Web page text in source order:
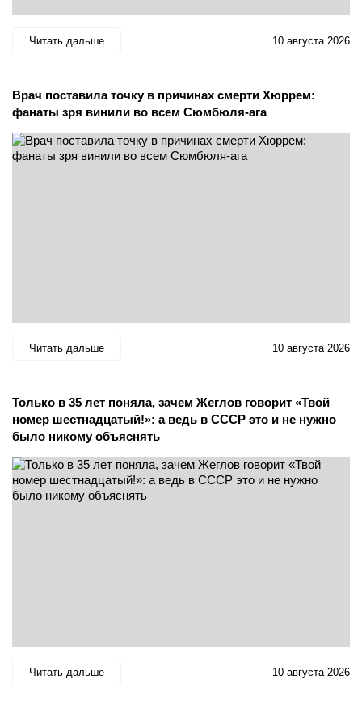
Читать дальше 10 августа 2026
Врач поставила точку в причинах смерти Хюррем:
фанаты зря винили во всем Сюмбюля-ага
Читать дальше 10 августа 2026
Только в 35 лет поняла, зачем Жеглов говорит «Твой
номер шестнадцатый!»: а ведь в СССР это и не нужно
было никому объяснять
Читать дальше 10 августа 2026